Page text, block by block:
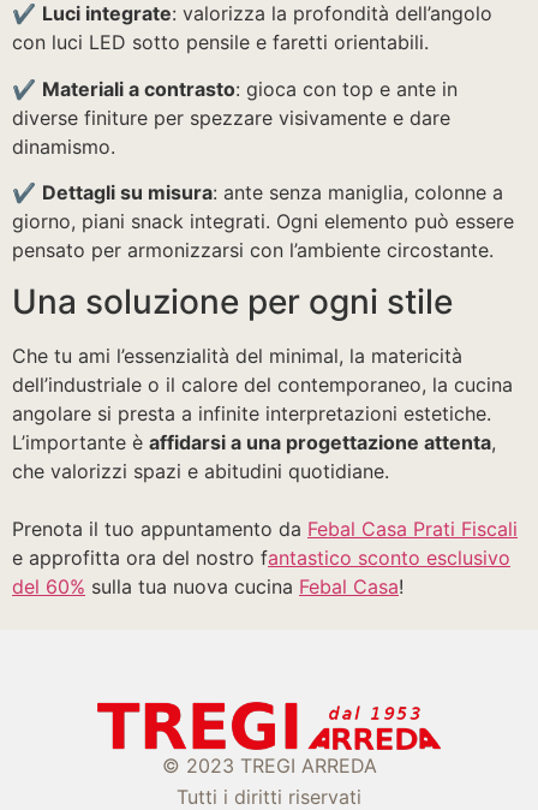
✔️ Luci integrate: valorizza la profondità dell’angolo
con luci LED sotto pensile e faretti orientabili.
✔️ Materiali a contrasto: gioca con top e ante in
diverse finiture per spezzare visivamente e dare
dinamismo.
✔️ Dettagli su misura: ante senza maniglia, colonne a
giorno, piani snack integrati. Ogni elemento può essere
pensato per armonizzarsi con l’ambiente circostante.
Una soluzione per ogni stile
Che tu ami l’essenzialità del minimal, la matericità
dell’industriale o il calore del contemporaneo, la cucina
angolare si presta a infinite interpretazioni estetiche.
L’importante è affidarsi a una progettazione attenta,
che valorizzi spazi e abitudini quotidiane.
Prenota il tuo appuntamento da Febal Casa Prati Fiscali
e approfitta ora del nostro fantastico sconto esclusivo
del 60% sulla tua nuova cucina Febal Casa!
© 2023 TREGI ARREDA
Tutti i diritti riservati